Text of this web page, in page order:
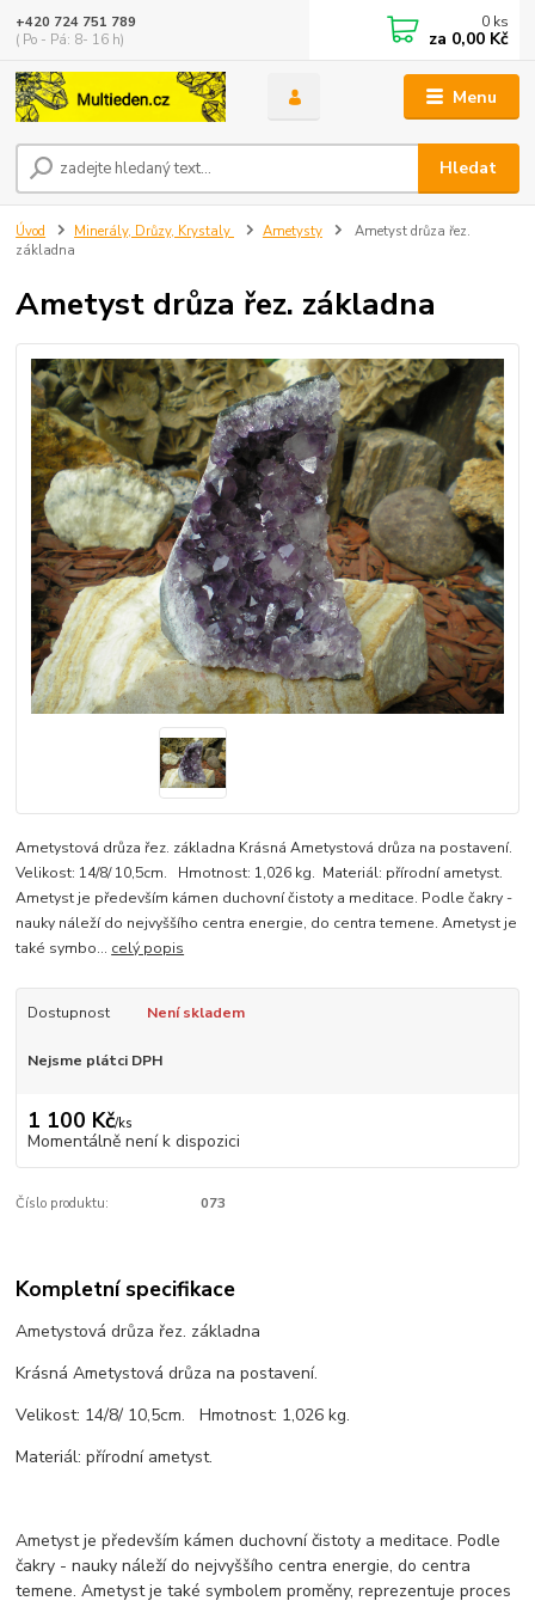
Menu
Hledat
+420 724 751 789
( Po - Pá: 8- 16 h)
0 ks
za 0,00 Kč
Úvod Minerály, Drůzy, Krystaly Ametysty
Ametyst drůza řez.
základna
Ametyst drůza řez. základna
Ametystová drůza řez. základna Krásná Ametystová drůza na postavení.
Velikost: 14/8/ 10,5cm. Hmotnost: 1,026 kg. Materiál: přírodní ametyst.
Ametyst je především kámen duchovní čistoty a meditace. Podle čakry -
nauky náleží do nejvyššího centra energie, do centra temene. Ametyst je
také symbo... celý popis
Dostupnost Není skladem
Nejsme plátci DPH
1 100 Kč/ks
Momentálně není k dispozici
Číslo produktu: 073
Kompletní specifikace
Ametystová drůza řez. základna
Krásná Ametystová drůza na postavení.
Velikost: 14/8/ 10,5cm. Hmotnost: 1,026 kg.
Materiál: přírodní ametyst.
Ametyst je především kámen duchovní čistoty a meditace. Podle
čakry - nauky náleží do nejvyššího centra energie, do centra
temene. Ametyst je také symbolem proměny, reprezentuje proces